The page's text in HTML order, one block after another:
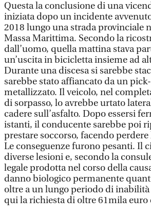
Questa la conclusione di una
iniziata dopo un incidente
2018 lungo una strada provinciale
Massa Marittima. Secondo la
dall’uomo, quella mattina stava
un’uscita in bicicletta insieme ad
Durante una discesa si sarebbe
sarebbe stato affiancato da un
metallizzato. Il veicolo, nel
di sorpasso, lo avrebbe urtato
cadere sull’asfalto. Dopo essersi
istanti, il conducente sarebbe poi
prestare soccorso, facendo
Le conseguenze furono pesanti. Il
diverse lesioni e, secondo la
legale prodotta nel corso della
danno biologico permanente
oltre a un lungo periodo di
qui la richiesta di oltre 61mila